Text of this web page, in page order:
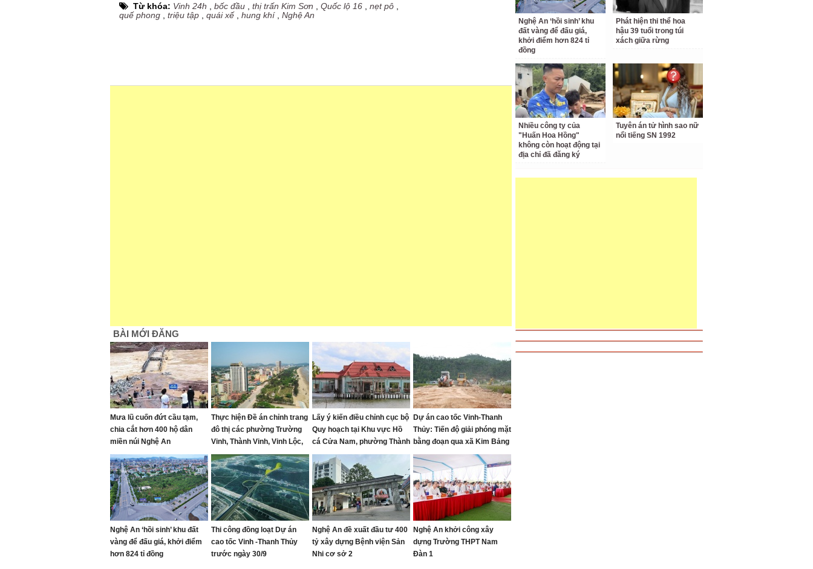
Từ khóa: Vinh 24h bốc đầu thị trấn Kim Sơn Quốc lộ 16 nẹt pô
quế phong
triệu tập quái xế, hung khí, Nghệ An
BÀI MỚI ĐĂNG
Mưa lũ cuốn đứt cầu tạm,
chia cắt hơn 400 hộ dân
miền núi Nghệ An
Thực hiện Đề án chỉnh trang
đô thị các phường Trường
Vinh, Thành Vinh, Vinh Lộc,
Vinh Hưng, Vinh Phú và Cửa
Lò giai đoạn 2026 – 2030
Lấy ý kiến điều chỉnh cục bộ
Quy hoạch tại Khu vực Hồ
cá Cửa Nam, phường Thành
Vinh
Dự án cao tốc Vinh-Thanh
Thủy: Tiến độ giải phóng mặt
bằng đoạn qua xã Kim Bảng
rất chậm
Nghệ An ‘hồi sinh’ khu đất
vàng để đấu giá, khởi điểm
hơn 824 tỉ đồng
Thi công đồng loạt Dự án
cao tốc Vinh -Thanh Thủy
trước ngày 30/9
Nghệ An đề xuất đầu tư 400
tỷ xây dựng Bệnh viện Sản
Nhi cơ sở 2
Nghệ An khởi công xây
dựng Trường THPT Nam
Đàn 1
Nghệ An ‘hồi sinh’ khu
đất vàng để đấu giá,
khởi điểm hơn 824 tỉ
đồng
Phát hiện thi thể hoa
hậu 39 tuổi trong túi
xách giữa rừng
Nhiều công ty của
"Huấn Hoa Hồng"
không còn hoạt động tại
địa chỉ đã đăng ký
Tuyên án tử hình sao nữ
nổi tiếng SN 1992